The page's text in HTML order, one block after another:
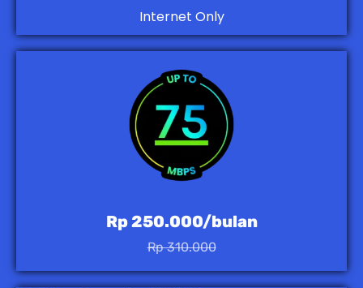
Internet Only
Rp 250.000/bulan
Rp 310.000